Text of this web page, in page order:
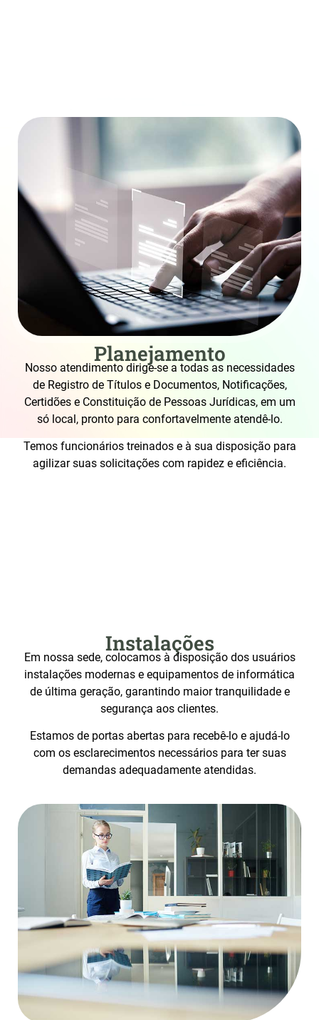
Planejamento
Nosso atendimento dirige-se a todas as necessidades
de Registro de Títulos e Documentos, Notificações,
Certidões e Constituição de Pessoas Jurídicas, em um
só local, pronto para confortavelmente atendê-lo.
Temos funcionários treinados e à sua disposição para
agilizar suas solicitações com rapidez e eficiência.
Instalações
Em nossa sede, colocamos à disposição dos usuários
instalações modernas e equipamentos de informática
de última geração, garantindo maior tranquilidade e
segurança aos clientes.
Estamos de portas abertas para recebê-lo e ajudá-lo
com os esclarecimentos necessários para ter suas
demandas adequadamente atendidas.